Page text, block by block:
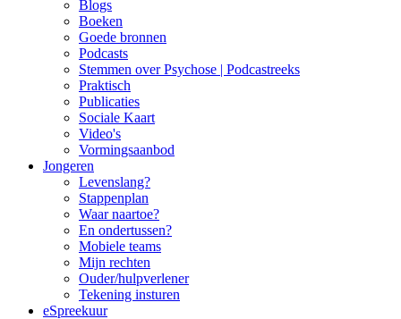
Blogs
Boeken
Goede bronnen
Podcasts
Stemmen over Psychose | Podcastreeks
Praktisch
Publicaties
Sociale Kaart
Video's
Vormingsaanbod
Jongeren
Levenslang?
Stappenplan
Waar naartoe?
En ondertussen?
Mobiele teams
Mijn rechten
Ouder/hulpverlener
Tekening insturen
eSpreekuur